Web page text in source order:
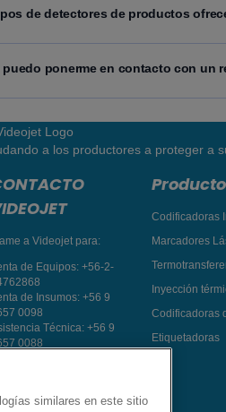
de detectores de productos
puedo ponerme en contacto con un
a los productores a proteger a
a Videojet para:
de Equipos: +56-2-
de Insumos: +56 9
0098
Técnica: +56 9
0088
a un
Codificadoras
Marcadores
Inyección
Codificadoras
Etiquetadoras
similares en este sitio